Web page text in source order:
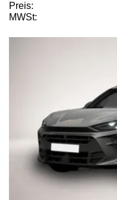
Preis:
MWSt: